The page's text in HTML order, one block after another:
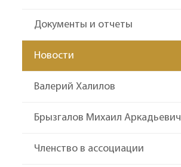
Документы и отчеты
Новости
Валерий Халилов
Брызгалов Михаил Аркадьевич
Членство в ассоциации